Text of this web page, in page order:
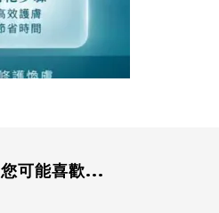
您可能喜歡...